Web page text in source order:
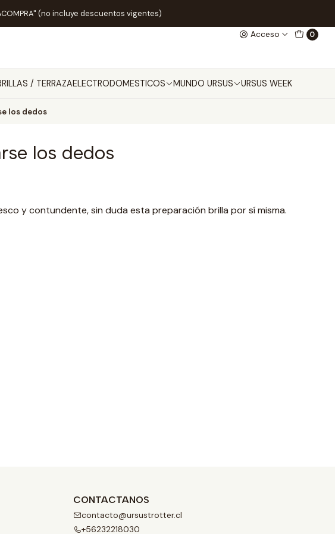
Acceso 0
/ TERRAZAELECTRODOMESTICOS MUNDO URSUS URSUS WEEK
(no incluye descuentos vigentes)
los dedos
los dedos
y contundente, sin duda esta preparación brilla por sí misma.
CONTACTANOS
contacto@ursustrotter.cl
+56232218030